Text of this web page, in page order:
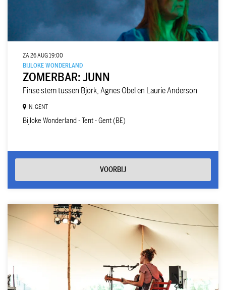
ZOMERBAR: JUNN
Finse stem tussen Björk, Agnes Obel en Laurie Anderson
BIJLOKE WONDERLAND
ZA 26 AUG19:00
IN, GENT
Bijloke Wonderland - Tent - Gent (BE)
VOORBIJ